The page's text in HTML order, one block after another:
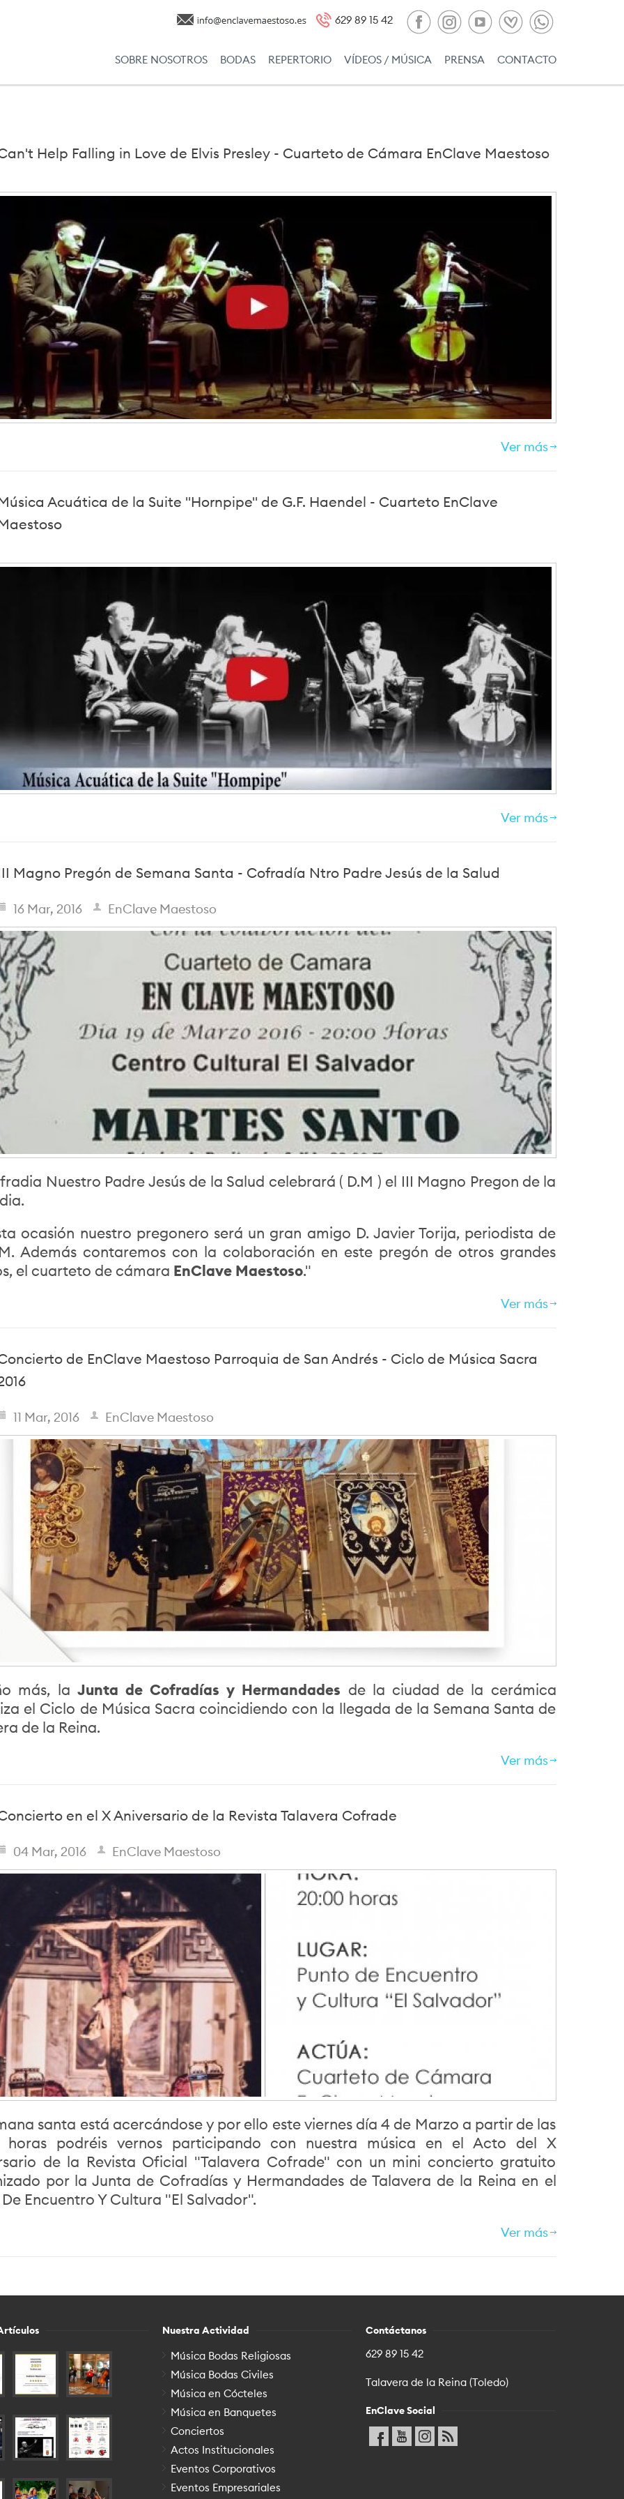
629 89 15 42
SOBRE NOSOTROS BODAS REPERTORIO VÍDEOS / MÚSICA PRENSA CONTACTO
Help Falling in Love de Elvis Presley - Cuarteto de Cámara EnClave Maestoso
Ver más
Acuática de la Suite "Hornpipe" de G.F. Haendel - Cuarteto EnClave
Ver más
Magno Pregón de Semana Santa - Cofradía Ntro Padre Jesús de la Salud
16 Mar, 2016 EnClave Maestoso
Nuestro Padre Jesús de la Salud celebrará ( D.M ) el III Magno Pregon de la
ocasión nuestro pregonero será un gran amigo D. Javier Torija, periodista de
Además contaremos con la colaboración en este pregón de otros grandes
el cuarteto de cámara EnClave Maestoso."
Ver más
de EnClave Maestoso Parroquia de San Andrés - Ciclo de Música Sacra
11 Mar, 2016 EnClave Maestoso
más, la Junta de Cofradías y Hermandades de la ciudad de la cerámica
el Ciclo de Música Sacra coincidiendo con la llegada de la Semana Santa de
de la Reina.
Ver más
en el X Aniversario de la Revista Talavera Cofrade
04 Mar, 2016 EnClave Maestoso
santa está acercándose y por ello este viernes día 4 de Marzo a partir de las
horas podréis vernos participando con nuestra música en el Acto del X
de la Revista Oficial "Talavera Cofrade" con un mini concierto gratuito
por la Junta de Cofradías y Hermandades de Talavera de la Reina en el
Encuentro Y Cultura "El Salvador".
Ver más
Nuestra Actividad
Música Bodas Religiosas
Música Bodas Civiles
Música en Cócteles
Música en Banquetes
Conciertos
Actos Institucionales
Eventos Corporativos
Eventos Empresariales
Contáctanos
629 89 15 42
Talavera de la Reina (Toledo)
EnClave Social